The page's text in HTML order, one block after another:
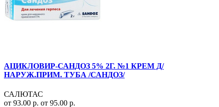
АЦИКЛОВИР-САНДОЗ 5% 2Г. №1 КРЕМ Д/
НАРУЖ.ПРИМ. ТУБА /САНДОЗ/
САЛЮТАС
от 93.00 р. от 95.00 р.